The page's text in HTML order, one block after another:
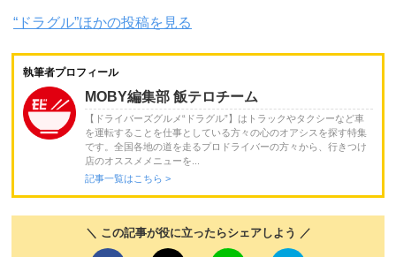
“ドラグル”ほかの投稿を見る
執筆者プロフィール
MOBY編集部 飯テロチーム
【ドライバーズグルメ“ドラグル”】はトラックやタクシーなど車
を運転することを仕事としている方々の心のオアシスを探す特集
です。全国各地の道を走るプロドライバーの方々から、行きつけ
店のオススメメニューを...
記事一覧はこちら >
＼ この記事が役に立ったらシェアしよう ／